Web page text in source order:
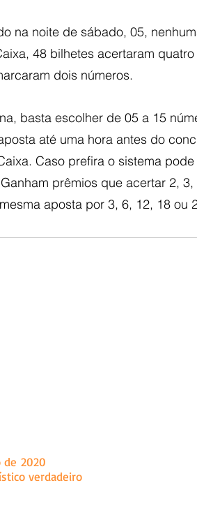
na noite de sábado, 05,
48 bilhetes acertaram
dois números.
basta escolher de 05 a 15
até uma hora antes do
Caso prefira o sistema
prêmios que acertar 2,
aposta por 3, 6, 12, 18 ou
de 2020
verdadeiro